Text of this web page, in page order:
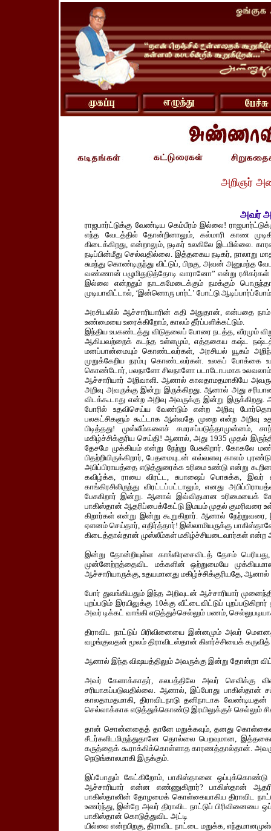
அறிஞர்
அவர்
ராஜபார்ட்டுக்கு வேண்டிய கெம்பீரம் இல்லை!
எந்த வேடத்தில் தோன்றினாலும், கல்மாரி காண
கிடைக்கிறது, என்றாலும், நடிகர் உலகிலே இடமில்லை.
நடிப்பின்மீது செல்வதில்லை. இத்தகைய நடிகர்,
சுமந்து கொண்டிருந்து விட்டுப், பிறகு, அவன்
வண்ணான் பழுமிதுடுத்தோடி வாரானோ” என்று
இல்லை என்றதும் நாடகமேடைக்கும் நமக்கும்
முடியாவிட்டால், ‘இன்னொரு பார்ட்’ போட்டு
அரசியலில் ஆச்சாரியாரின் கதி அதுதான், என்பதை நாம்
உண்மையை உரைக்கிறோம், காலம் தீர்ப்பளிக்கட்டும்.
இந்திய உபகண்டத்து விடுதலைப் போரை நடத்த, வீரமும்
ஆகியவற்றைக் கடந்த உள்ளமும், எத்தகைய கஷ்ட
மனப்பான்மையும் கொண்டவர்கள், அரசியல் யூகம்
முறுக்கேறிய நரம்பு கொண்டவர்கள். உலகப் போக்கை
கொண்டோர், பலநாளோ சிலநாளோ படாடோபமாக
ஆச்சாரியார் அறிவாளி. ஆனால் காலதாமதமாகியே
அறிவு அவருக்கு இன்று இருக்கிறது. ஆனால் அது
விடக்கூடாது என்ற அறிவு அவருக்கு இன்று
போரில் உதவிசெய்ய வேண்டும் என்ற அறிவு
பலகட்சிகளும் கூட்டாக ஆள்வதே முறை என்ற அறிவு
பிடித்தது! முஸ்லீம்களைச் சமரசப்படுத்தாமுன்னம்,
மகிழ்ச்சிக்குரிய செய்தி! ஆனால், அது 1935 முதல்
தேசமே முக்கியம் என்று நேற்று பேசுகிறார்.
பிதற்றியிருக்கிறார், பேதமையுடன் எவ்வளவு காலம்
அபிப்பிராயத்தை எடுத்துரைக்க உரிமை உண்டு என்று
கவிழ்க்க, ராயை விரட்ட, சுபாஷைப் பொசுக்க, இவர்
காங்கிரசிலிருந்து விரட்டப்பட்டாலும், எனது
பேசுகிறார் இன்று. ஆனால் இவ்விதமான உரிமையைக்
பாகிஸ்தான் ஆதரிப்பைக்கேட்டு இமயம் முதல் குமரிவரை
கிறார்கள் என்று இன்று கூறுகிறார். ஆனால்
ஏளனம் செய்தார், எதிர்த்தார்! இஸ்லாமியருக்கு
கிடைத்தால்தான் முஸ்லீம்கள் மகிழ்ச்சியடைவார்கள்
இன்று தோன்றியுள்ள காங்கிரசைவிடத் தேசம்
முன்னேற்றத்தைவிட மக்களின் ஒற்றுமையே
ஆச்சாரியாருக்கு, உதயமானது மகிழ்ச்சிக்குரியதே,
போர் துவங்கியதும் இந்த அறிவுடன் ஆச்சாரியார்
புறப்படும் இரயிலுக்கு 10க்கு வீட்டைவிட்டுப்
அவர் டிக்கட் வாங்கி எடுத்துச்செல்லும் பணம்,
திராவிட நாட்டுப் பிரிவினையை இன்னமும் அவர்
வழங்குவதன் மூலம் திராவிடஸ்தான் கிளர்ச்சியைக்
ஆனால் இந்த விஷயத்திலும் அவருக்கு இன்று தோன்றா
அவர் கேளாக்காதர், சுலபத்திலே அவர் செவிக்கு
சரியாகப்படுவதில்லை. ஆனால், இப்போது பாகிஸ்தான்
காலதாமதமாகி, திராவிடநாடு தனிநாடாக
செல்லாக்காசு எடுத்துக்கொண்டு இரயிலுக்குச் செல்லும்
தான் சொன்னதைத் தானே மறுக்கவும், தனது
சீடர்களிடமிருந்துதானே தொல்லை பெறவுமான,
கருத்தைக் கூராக்கிக்கொள்ளாத காரணத்தால்தான்.
நெடுங்காலமாகி இருக்கும்.
இப்போதும் கேட்கிறோம், பாகிஸ்தானை ஒப்புக்கொண்டு
ஆச்சாரியார் என்ன எண்ணுகிறார்? பாகிஸ்தான்
பாகிஸ்தானின் தோழமைக் கொள்கையாகிய திராவிட
உணர்ந்து, இன்றே அவர் திராவிட நாட்டுப் பிரிவினையை
பாகிஸ்தான் கொடுத்துவிட அட்டி
யில்லை என்றபிறகு, திராவிட நாட்டை மறுக்க,